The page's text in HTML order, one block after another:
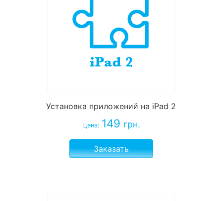
Установка приложений на iPad 2
Цена: 149 грн.
Заказать